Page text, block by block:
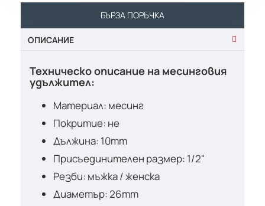
БЪРЗА ПОРЪЧКА
ОПИСАНИЕ
Техническо описание на месинговия
удължител:
Материал: месинг
Покритие: не
Дължина: 10mm
Присъединителен размер: 1/2"
Резби: мъжка / женска
Диаметър: 26mm